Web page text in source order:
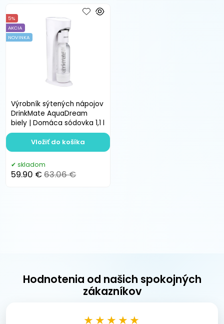
Výrobník sýtených nápojov
DrinkMate AquaDream
biely | Domáca sódovka 1,1 l
5%
AKCIA
NOVINKA
skladom
59.90 € 63.06 €
Vložiť do košíka
Hodnotenia od našich spokojných
zákazníkov
★★★★★